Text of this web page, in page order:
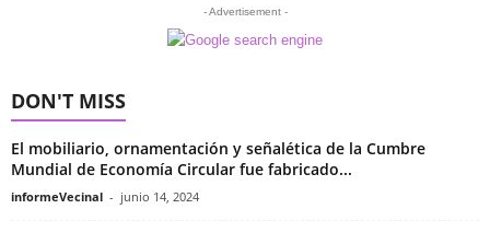
- Advertisement -
DON'T MISS
El mobiliario, ornamentación y señalética de la Cumbre
Mundial de Economía Circular fue fabricado...
informeVecinal - junio 14, 2024